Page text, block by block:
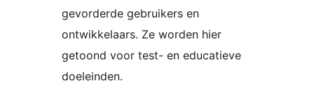
gevorderde gebruikers en
ontwikkelaars. Ze worden hier
getoond voor test- en educatieve
doeleinden.